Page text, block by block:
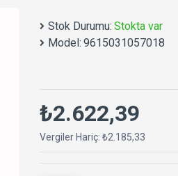
Stok Durumu: Stokta var
Model: 9615031057018
₺2.622,39
Vergiler Hariç: ₺2.185,33